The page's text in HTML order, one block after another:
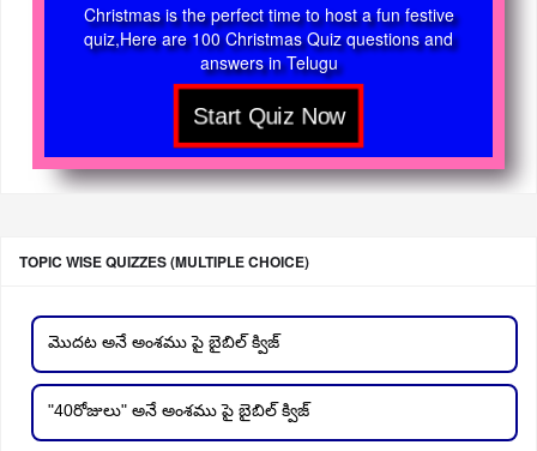
Christmas is the perfect time to host a fun festive
quiz,Here are 100 Christmas Quiz questions and
answers in Telugu
TOPIC WISE QUIZZES (MULTIPLE CHOICE)
మొదట అనే అంశము పై బైబిల్ క్విజ్
"40రోజులు" అనే అంశము పై బైబిల్ క్విజ్